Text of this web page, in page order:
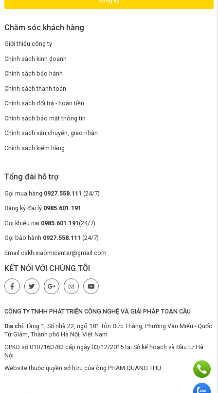
Than hoạt tính thứ cấp:
các chất hữu cơ còn sót lại, mùi và màu sắc, đảm bảo nước tinh
Chất tạo cặn cation thứ hai:
mềm nước và loại bỏ kim loại nặng còn sót lại, đảm bảo chất
Chăm sóc khách hàng
Giới thiệu công ty
Chính sách kinh doanh
Chính sách bảo hành
Chính sách thanh toán
Chính sách đổi trả - hoàn tiền
Chính sách bảo mật thông tin
Chính sách vận chuyển, giao nhận
Chính sách kiểm hàng
Tổng đài hỗ trợ
Gọi mua hàng 0927.558.111 (24/7)
Đăng ký đại lý 0985.601.191
Gọi khiếu nại 0985.601.191(24/7)
Gọi bảo hành 0927.558.111 (24/7)
Email cskh.xiaomicenter@gmail.com
KẾT NỐI VỚI CHÚNG TÔI
CÔNG TY TNHH PHÁT TRIỂN CÔNG NGHỆ VÀ GIẢI PHÁP TOÀN CẦU
Địa chỉ: Tầng 1, Số nhà 22, ngõ 181 Tôn Đức Thắng, Phường Văn Miếu - Quốc
Tử Giám, Thành phố Hà Nội, Việt Nam
GPKD số 0107160782 cấp ngày 03/12/2015 tại Sở kế hoạch và Đầu tư Hà
Nội
Website thuộc quyền sở hữu của ông PHẠM QUANG THỤ